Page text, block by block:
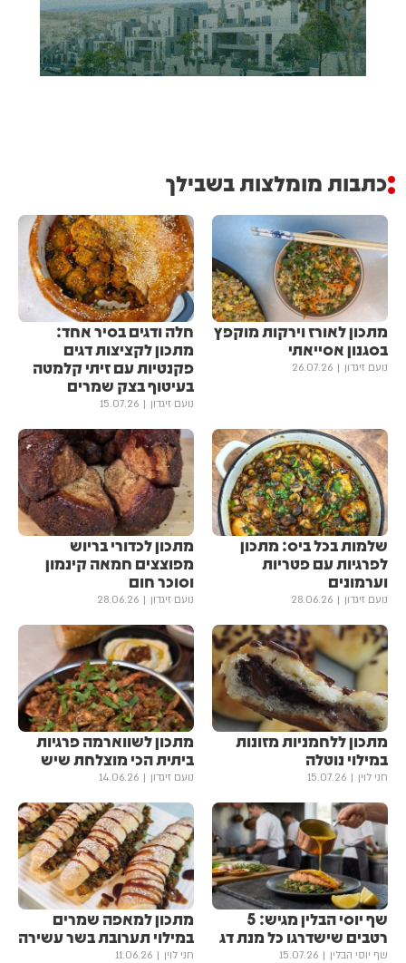
כתבות מומלצות בשבילך
מתכון לאורז וירקות מוקפץ
בסגנון אסייאתי
נועם זיגדון 26.07.26
חלה ודגים בסיר אחד:
מתכון לקציצות דגים
פקנטיות עם זיתי קלמטה
בעיטוף בצק שמרים
נועם זיגדון 15.07.26
שלמות בכל ביס: מתכון
לפרגיות עם פטריות
וערמונים
נועם זיגדון 28.06.26
מתכון לכדורי בריוש
מפוצצים חמאה קינמון
וסוכר חום
נועם זיגדון 28.06.26
מתכון ללחמניות מזונות
במילוי נוטלה
חני לוין 15.07.26
מתכון לשווארמה פרגיות
ביתית הכי מוצלחת שיש
נועם זיגדון 14.06.26
שף יוסי הבלין מגיש: 5
רטבים שישדרגו כל מנת דג
שף יוסי הבלין 15.07.26
מתכון למאפה שמרים
במילוי תערובת בשר עשירה
חני לוין 11.06.26